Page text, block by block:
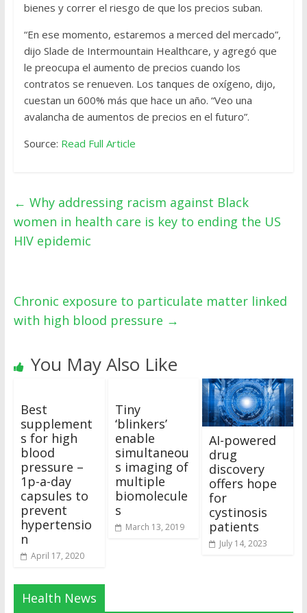
bienes y correr el riesgo de que los precios suban.
“En ese momento, estaremos a merced del mercado”,
dijo Slade de Intermountain Healthcare, y agregó que
le preocupa el aumento de precios cuando los
contratos se renueven. Los tanques de oxígeno, dijo,
cuestan un 600% más que hace un año. “Veo una
avalancha de aumentos de precios en el futuro”.
Source: Read Full Article
← Why addressing racism against Black
women in health care is key to ending the US
HIV epidemic
Chronic exposure to particulate matter linked
with high blood pressure →
You May Also Like
Best
supplement
s for high
blood
pressure –
1p-a-day
capsules to
prevent
hypertensio
n
April 17, 2020
Tiny
‘blinkers’
enable
simultaneou
s imaging of
multiple
biomolecule
s
March 13, 2019
AI-powered
drug
discovery
offers hope
for
cystinosis
patients
July 14, 2023
Health News